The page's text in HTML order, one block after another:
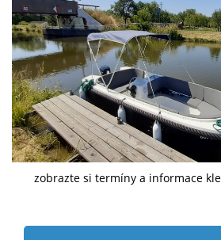
zobrazte si termíny a informace